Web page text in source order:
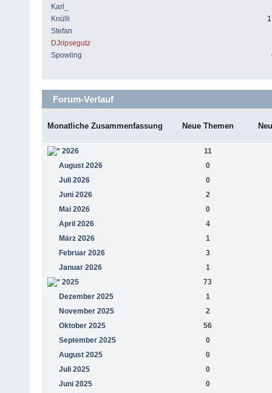
Karl_
Knülli
Stefan
DJripsegutz
Spowling
Forum-Verlauf
Monatliche Zusammenfassung Neue Themen
2026
11
August 2026
0
Juli 2026
0
Juni 2026
2
Mai 2026
0
April 2026
4
März 2026
1
Februar 2026
3
Januar 2026
1
2025
73
Dezember 2025
1
November 2025
2
Oktober 2025
56
September 2025
0
August 2025
0
Juli 2025
0
Juni 2025
0